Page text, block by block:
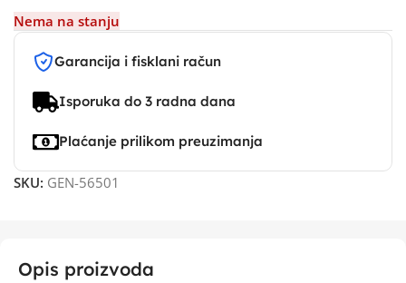
Nema na stanju
Garancija i fisklani račun
Isporuka do 3 radna dana
Plaćanje prilikom preuzimanja
SKU: GEN-56501
Opis proizvoda